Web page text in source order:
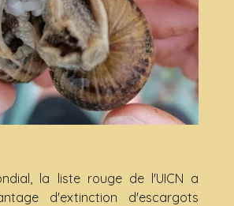
la liste rouge de l'UICN a
d'extinction d'escargots